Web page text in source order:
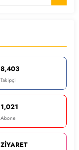
8,403
Takipçi
1,021
Abone
ZİYARET